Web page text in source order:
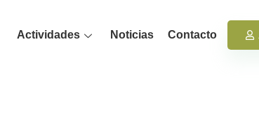
Actividades Noticias Contacto